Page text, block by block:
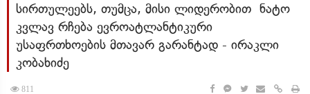
სირთულეებს, თუმცა, მისი ლიდერობით ნატო
კვლავ რჩება ევროატლანტიკური
უსაფრთხოების მთავარ გარანტად - ირაკლი
კობახიძე
811